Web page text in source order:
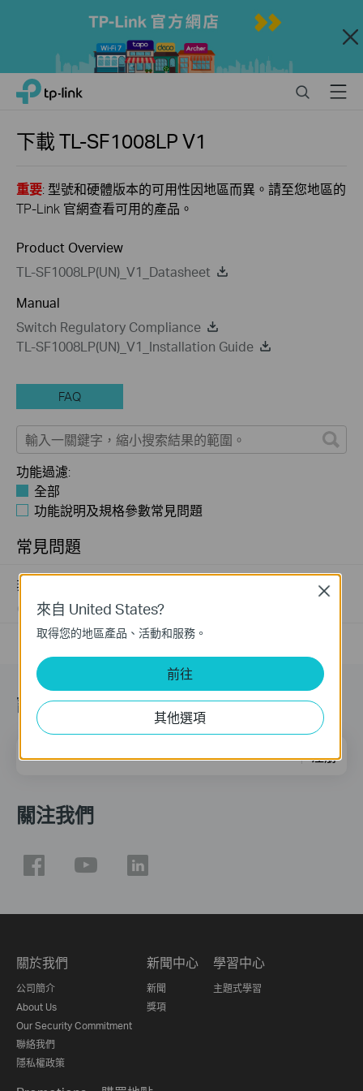
Close
Click
navigation
TP-Link, Reliably Smart SearchMenu
下載TL-SF1008LPV1
重要: 型號和硬體版本的可用性因地區而異。請至您地區的
TP-Link 官網查看可用的產品。
Product Overview
TL-SF1008LP(UN)_V1_Datasheet
Manual
Switch Regulatory Compliance
TL-SF1008LP(UN)_V1_Installation Guide
FAQ
功能過濾:
全部
功能說明及規格參數常見問題
常見問題
非管理型交換器的常見問題
06-12-2020 352233views
訂閱
注册
關注我們
關於我們
公司簡介
About Us
Our Security Commitment
聯絡我們
隱私權政策
新聞中心
新聞
獎項
學習中心
主題式學習
來自 United States?
取得您的地區產品、活動和服務。
前往
其他選項
Close